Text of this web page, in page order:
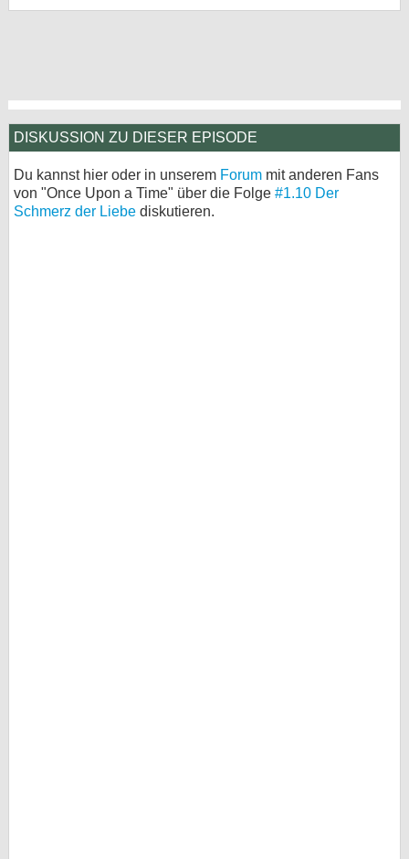
DISKUSSION ZU DIESER EPISODE
Du kannst hier oder in unserem Forum mit anderen Fans
von "Once Upon a Time" über die Folge #1.10 Der
Schmerz der Liebe diskutieren.